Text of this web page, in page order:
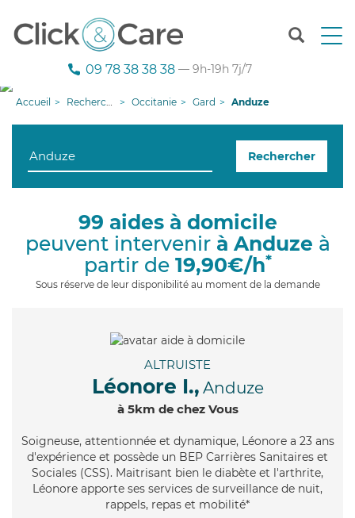
T
n
g
09 78 38 38 38 — 9h-19h 7j/7
Accueil Recherche aide à domicile Occitanie Gard Anduze
Rechercher
99 aides à domicile
peuvent intervenir à Anduze à
partir de 19,90€/h*
Sous réserve de leur disponibilité au moment de la demande
ALTRUISTE
Léonore I., Anduze
à 5km de chez Vous
Soigneuse, attentionnée et dynamique, Léonore a 23 ans
d'expérience et possède un BEP Carrières Sanitaires et
Sociales (CSS). Maitrisant bien le diabète et l'arthrite,
Léonore apporte ses services de surveillance de nuit,
rappels, repas et mobilité*